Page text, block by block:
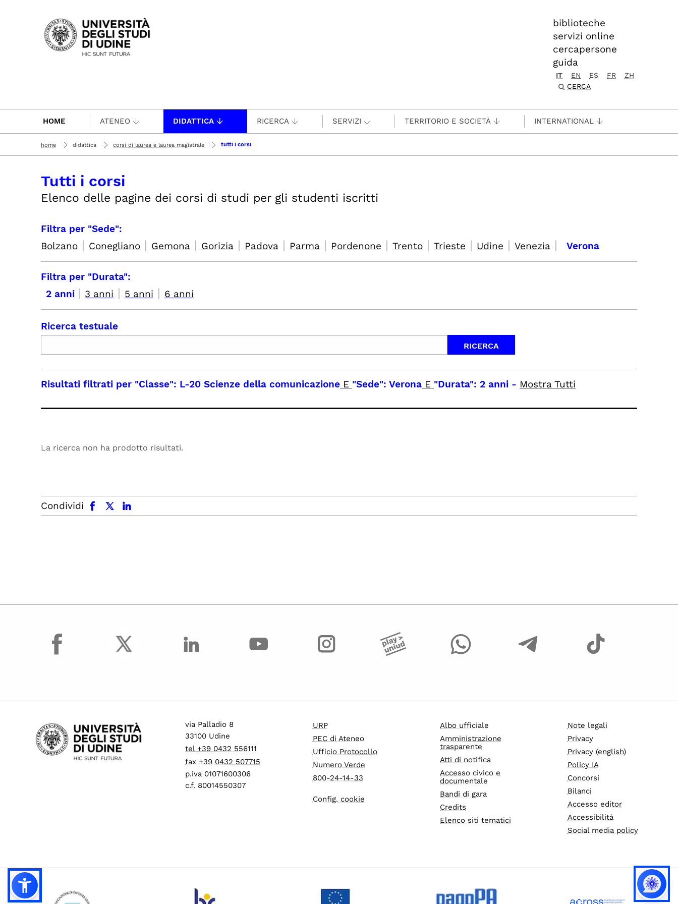
Passa al contenuto principale
biblioteche
servizi online
cercapersone
guida
IT EN ES FR
ZH
CERCA
HOME ATENEO DIDATTICA RICERCA SERVIZI TERRITORIO E SOCIETÀ INTERNATIONAL
home didattica corsi di laurea e laurea magistrale tutti i corsi
Tutti i corsi
Elenco delle pagine dei corsi di studi per gli studenti iscritti
Filtra per "Sede":
Bolzano | Conegliano | Gemona | Gorizia | Padova | Parma | Pordenone | Trento | Trieste | Udine | Venezia | Verona
Filtra per "Durata":
2 anni | 3 anni | 5 anni | 6 anni
Ricerca testuale
Risultati filtrati per "Classe": L-20 Scienze della comunicazione E "Sede": Verona E "Durata": 2 anni - Mostra Tutti
La ricerca non ha prodotto risultati.
Condividi
facebook x.com linkedin
facebook
via Palladio 8
33100 Udine
tel +39 0432 556111
fax +39 0432 507715
p.iva 01071600306
c.f. 80014550307
URP
PEC di Ateneo
Ufficio Protocollo
Numero Verde
800-24-14-33
Config. cookie
Albo ufficiale
Amministrazione
trasparente
Atti di notifica
Accesso civico e
documentale
Bandi di gara
Credits
Elenco siti tematici
Note legali
Privacy
Privacy (english)
Policy IA
Concorsi
Bilanci
Accesso editor
Accessibilità
Social media policy